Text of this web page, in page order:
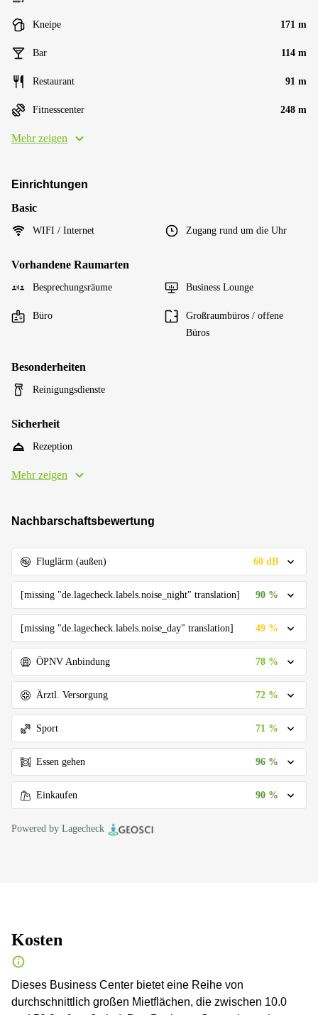
Kneipe 171 m
Bar 114 m
Restaurant 91 m
Fitnesscenter 248 m
Mehr zeigen
Einrichtungen
Basic
WIFI / Internet Zugang rund um die Uhr
Vorhandene Raumarten
Besprechungsräume Business Lounge
Büro
Großraumbüros / offene
Büros
Besonderheiten
Reinigungsdienste
Sicherheit
Rezeption
Mehr zeigen
Nachbarschaftsbewertung
Fluglärm (außen) 60 dB
[missing "de.lagecheck.labels.noise_night" translation] 90 %
[missing "de.lagecheck.labels.noise_day" translation] 49 %
ÖPNV Anbindung 78 %
Ärztl. Versorgung 72 %
Sport 71 %
Essen gehen 96 %
Einkaufen 90 %
Powered by Lagecheck
Kosten
Dieses Business Center bietet eine Reihe von
durchschnittlich großen Mietflächen, die zwischen 10.0